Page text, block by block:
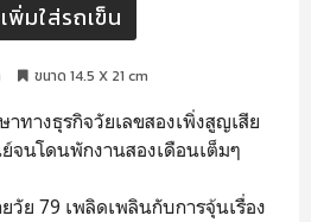
เพิ่มใส่รถเข็น
ขนาด 14.5 X 21 cm
าทางธุรกิจวัยเลขสองเพิ่งสูญเสีย
จนโดนพักงานสองเดือนเต็มๆ
วัย 79 เพลิดเพลินกับการจุ้นเรื่อง